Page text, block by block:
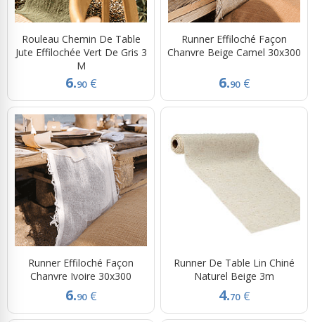
Rouleau Chemin De Table
Jute Effilochée Vert De Gris 3
M
6.90 €
Runner Effiloché Façon
Chanvre Beige Camel 30x300
6.90 €
Runner Effiloché Façon
Chanvre Ivoire 30x300
6.90 €
Runner De Table Lin Chiné
Naturel Beige 3m
4.70 €